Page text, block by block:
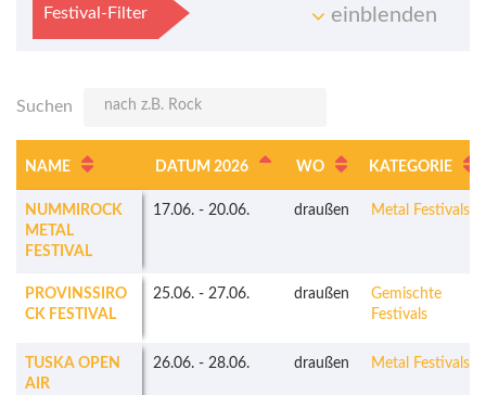
Festival-Filter einblenden
Suchen
NAME DATUM 2026 WO KATEGORIE
NUMMIROCK
METAL
FESTIVAL
17.06. - 20.06. draußen Metal Festivals
PROVINSSIRO
CK FESTIVAL
25.06. - 27.06. draußen
Gemischte
Festivals
TUSKA OPEN
AIR
26.06. - 28.06. draußen Metal Festivals